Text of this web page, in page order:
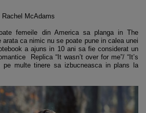
McAdams
femeile din America sa planga in The
arata ca nimic nu se poate pune in calea unei
a ajuns in 10 ani sa fie considerat un
Replica “It wasn’t over for me”/ “It’s
pe multe tinere sa izbucneasca in plans la